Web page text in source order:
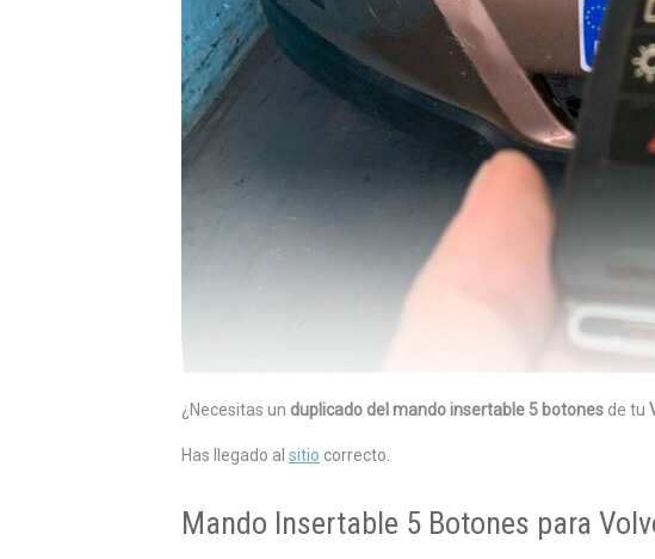
¿Necesitas un duplicado del mando insertable 5 botones de tu
Has llegado al sitio correcto.
Mando Insertable 5 Botones para